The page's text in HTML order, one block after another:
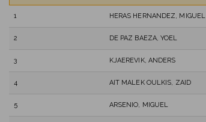
1 HERAS HERNANDEZ, MIGUEL
2 DE PAZ BAEZA, YOEL
3 KJAEREVIK, ANDERS
4 AIT MALEK OULKIS, ZAID
5 ARSENIO, MIGUEL